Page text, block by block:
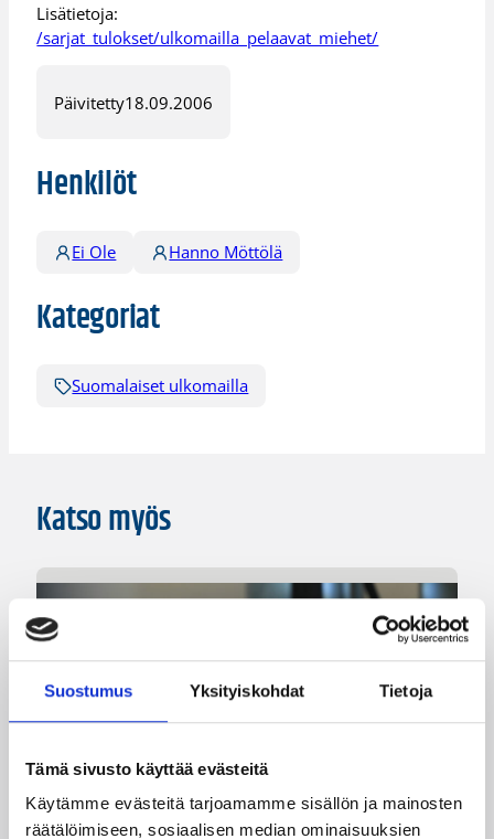
Suostumus Yksityiskohdat Tietoja
Tämä sivusto käyttää evästeitä
Käytämme evästeitä tarjoamamme sisällön ja mainosten
räätälöimiseen, sosiaalisen median ominaisuuksien
Lisätietoja:
/sarjat_tulokset/ulkomailla_pelaavat_miehet/
Päivitetty18.09.2006
Henkilöt
Ei Ole Hanno Möttölä
Kategoriat
Suomalaiset ulkomailla
Katso myös